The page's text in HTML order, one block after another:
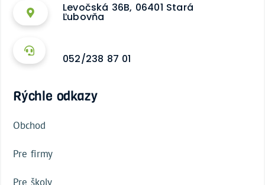
Levočská 36B, 06401 Stará
Ľubovňa
052/238 87 01
Rýchle odkazy
Obchod
Pre firmy
Pre školy